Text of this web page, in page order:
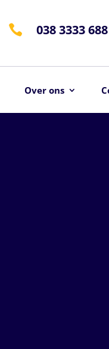
 038 3333 688
Over ons